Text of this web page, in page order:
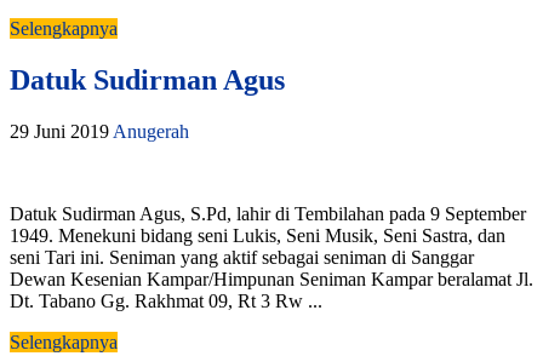
Selengkapnya
Datuk Sudirman Agus
29 Juni 2019 Anugerah
Datuk Sudirman Agus, S.Pd, lahir di Tembilahan pada 9 September
1949. Menekuni bidang seni Lukis, Seni Musik, Seni Sastra, dan
seni Tari ini. Seniman yang aktif sebagai seniman di Sanggar
Dewan Kesenian Kampar/Himpunan Seniman Kampar beralamat Jl.
Dt. Tabano Gg. Rakhmat 09, Rt 3 Rw ...
Selengkapnya